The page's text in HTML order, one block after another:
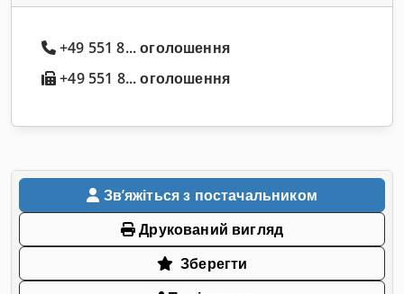
+49 551 8... оголошення
+49 551 8... оголошення
Звʼяжіться з постачальником
Друкований вигляд
Зберегти